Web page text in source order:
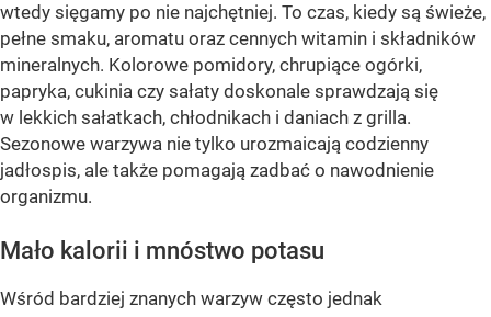
wtedy sięgamy po nie najchętniej. To czas, kiedy są świeże,
pełne smaku, aromatu oraz cennych witamin i składników
mineralnych. Kolorowe pomidory, chrupiące ogórki,
papryka, cukinia czy sałaty doskonale sprawdzają się
w lekkich sałatkach, chłodnikach i daniach z grilla.
Sezonowe warzywa nie tylko urozmaicają codzienny
jadłospis, ale także pomagają zadbać o nawodnienie
organizmu.
Mało kalorii i mnóstwo potasu
Wśród bardziej znanych warzyw często jednak